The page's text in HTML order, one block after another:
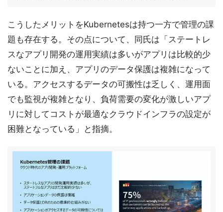
こうしたメリットをKubernetesは持つ一方で管理の課
題も存在する。その点について、同氏は「ステートレ
スなアプリ開発の運用実績は多いがアプリは比較的少
ないことに加え、アプリのデータ保護は複雑になって
いる。アクセスするデータの可搬性は乏しく、運用面
でも監視が複雑となり、負荷需要の変化が激しいアプ
リに対してコストが最適なクラウドインフラの設定が
困難となっている」と指摘。